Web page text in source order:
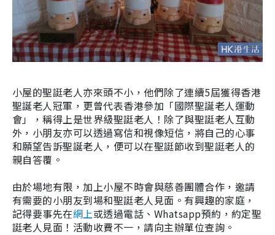
小屋的聖誔老人亦來頭不小，他們除了連續5屆獲得香港
聖誕老人冠軍，更曾代表香港參加「國際聖誕老人運動
會」，稱得上是世界級聖誔老人！除了與聖誔老人互動
外，小朋友亦可以透過寫信和視像短信，將自己的心事
和願望告訴聖誕老人，便可以在聖誔節收到聖誔老人的
親自答覆。
由於場地有限，加上小屋不時會與慈善團體合作，邀請
有需要的小朋友到場和聖誔老人見面。有興趣的家庭，
記得要事先在網上或透過電話、Whatsapp預約，約定聖
誔老人見面！活動收費不一，請向主辦單位查詢。